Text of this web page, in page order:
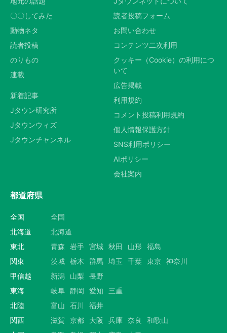
〇〇してみた
動物ネタ
読者投稿
のりもの
連載
新着記事
Jタウン研究所
Jタウンウィズ
Jタウンチャンネル
読者投稿フォーム
お問い合わせ
コンテンツ二次利用
クッキー（Cookie）の利用につ
いて
広告掲載
利用規約
コメント投稿利用規約
個人情報保護方針
SNS利用ポリシー
AIポリシー
会社案内
都道府県
全国
全国
北海道
北海道
東北
青森 岩手 宮城 秋田 山形 福島
関東
茨城 栃木 群馬 埼玉 千葉 東京 神奈川
甲信越
新潟 山梨
長野
東海
岐阜 静岡 愛知
三重
北陸
富山 石川
福井
関西
滋賀 京都 大阪 兵庫 奈良
和歌山